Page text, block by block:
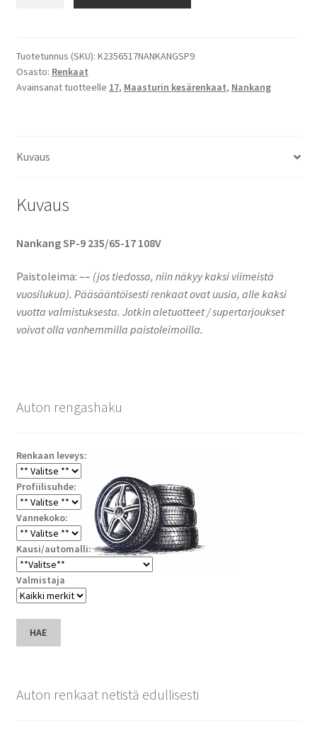
SP-
9
määrä
Tuotetunnus (SKU): K2356517NANKANGSP9
Osasto: Renkaat
Avainsanat tuotteelle 17, Maasturin kesärenkaat, Nankang
Kuvaus
Kuvaus
Nankang SP-9 235/65-17 108V
Paistoleima: –– (jos tiedossa, niin näkyy kaksi viimeistä
vuosilukua). Pääsääntöisesti renkaat ovat uusia, alle kaksi
vuotta valmistuksesta. Jotkin aletuotteet / supertarjoukset
voivat olla vanhemmilla paistoleimoilla.
Auton rengashaku
Renkaan leveys:
Profiilisuhde:
Vannekoko:
Kausi/automalli:
Valmistaja
HAE
Auton renkaat netistä edullisesti